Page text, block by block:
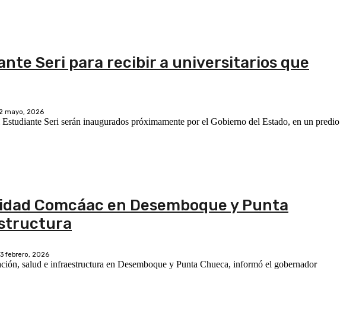
Seri para recibir a universitarios que
mayo, 2026
Seri serán inaugurados próximamente por el Gobierno del Estado, en un predio
Comcáac en Desemboque y Punta
febrero, 2026
salud e infraestructura en Desemboque y Punta Chueca, informó el gobernador